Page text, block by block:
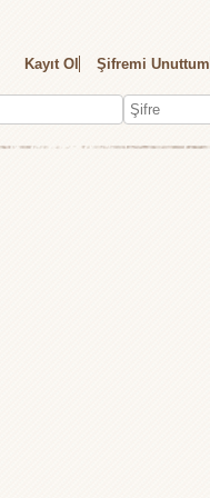
Kayıt Ol Şifremi Unuttum